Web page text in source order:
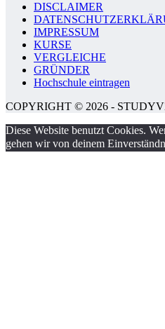
DISCLAIMER
IMPRESSUM
KURSE
VERGLEICHE
GRÜNDER
Hochschule eintragen
COPYRIGHT © 2026 -
Diese Website benutzt Cookies.
gehen wir von deinem